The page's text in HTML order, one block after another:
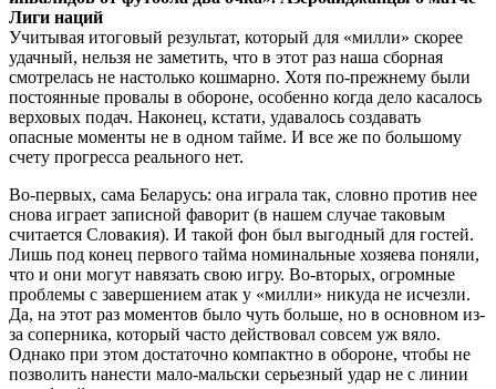
Лиги наций
Учитывая итоговый результат, который для «милли» скорее
удачный, нельзя не заметить, что в этот раз наша сборная
смотрелась не настолько кошмарно. Хотя по-прежнему были
постоянные провалы в обороне, особенно когда дело касалось
верховых подач. Наконец, кстати, удавалось создавать
опасные моменты не в одном тайме. И все же по большому
счету прогресса реального нет.
Во-первых, сама Беларусь: она играла так, словно против нее
снова играет записной фаворит (в нашем случае таковым
считается Словакия). И такой фон был выгодный для гостей.
Лишь под конец первого тайма номинальные хозяева поняли,
что и они могут навязать свою игру. Во-вторых, огромные
проблемы с завершением атак у «милли» никуда не исчезли.
Да, на этот раз моментов было чуть больше, но в основном из-
за соперника, который часто действовал совсем уж вяло.
Однако при этом достаточно компактно в обороне, чтобы не
позволить нанести мало-мальски серьезный удар не с линии